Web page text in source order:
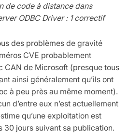
de code à distance dans
ODBC Driver : 1 correctif
des problèmes de gravité
CVE probablement
CAN de Microsoft (presque tous
ainsi généralement qu’ils ont
à peu près au même moment).
d’entre eux n’est actuellement
qu’une exploitation est
30 jours suivant sa publication.